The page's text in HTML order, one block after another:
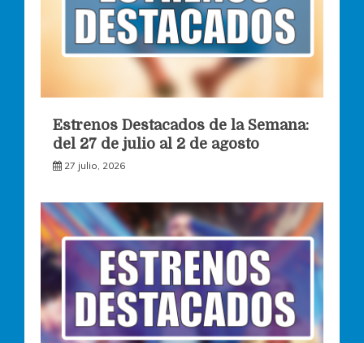
Estrenos Destacados de la Semana:
del 27 de julio al 2 de agosto
27 julio, 2026